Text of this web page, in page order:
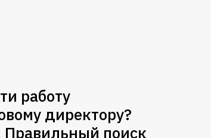
работу
директору?
Правильный поиск